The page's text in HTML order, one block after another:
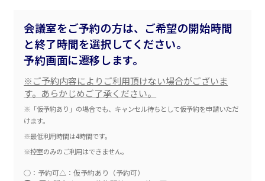
会議室をご予約の方は、ご希望の開始時間
と終了時間を選択してください。
予約画面に遷移します。
※ご予約内容によりご利用頂けない場合がございま
す。あらかじめご了承ください。
※「仮予約あり」の場合でも、キャンセル待ちとして仮予約を申請いただ
けます。
※最低利用時間は4時間です。
※控室のみのご利用はできません。
○：予約可△：仮予約あり（予約可）
ベルサール汐留
ベルサール東京汐留コンファレンスセンター
ベルサール三田ガーデン
東京ガーデンシアター
ベルサール有明コンファレンスセンター
ベルサール羽田空港
日時
日付／開始・終了時間から選ぶ
時間単位で選ぶ
人数／レイアウト